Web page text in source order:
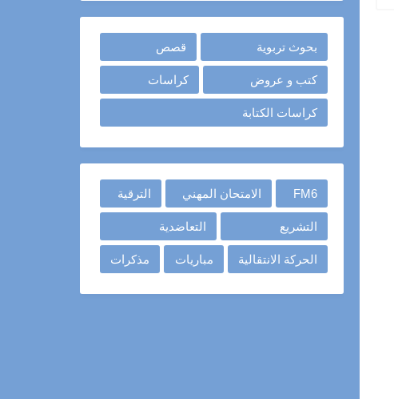
بحوث تربوية قصص
كتب و عروض كراسات
كراسات الكتابة
FM6 الامتحان المهني الترقية
التشريع التعاضدية
الحركة الانتقالية مباريات مذكرات